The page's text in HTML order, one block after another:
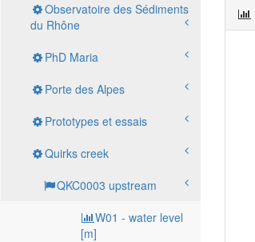
Observatoire des Sédiments
du Rhône
PhD Maria
Porte des Alpes
Prototypes et essais
Quirks creek
QKC0003 upstream
W01 - water level
[m]